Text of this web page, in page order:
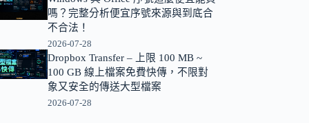
嗎？完整分析便宜序號來源與到底合
不合法！
2026-07-28
Dropbox Transfer – 上限 100 MB ~
100 GB 線上檔案免費快傳，不限對
象又安全的傳送大型檔案
2026-07-28